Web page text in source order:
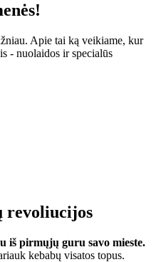
Apie tai ką veikiame, kur
- nuolaidos ir specialūs
revoliucijos
iš pirmųjų guru savo mieste.
kebabų visatos topus.